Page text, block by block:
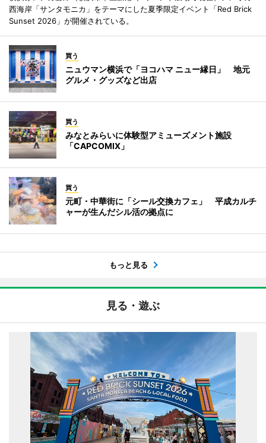
西海岸「サンタモニカ」をテーマにした夏季限定イベント「Red Brick
Sunset 2026」が開催されている。
買う
ニュウマン横浜で「ヨコハマ ニュー縁日」 地元
グルメ・グッズなど出店
買う
みなとみらいに体験型アミューズメント施設
「CAPCOMIX」
買う
元町・中華街に「シール交換カフェ」 平成カルチ
ャーが生んだシル活の拠点に
もっと見る
見る・遊ぶ